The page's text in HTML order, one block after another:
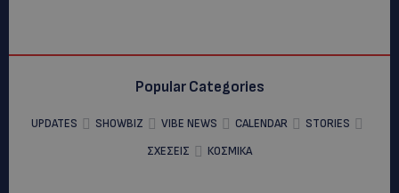
Popular Categories
UPDATES SHOWBIZ VIBE NEWS CALENDAR
STORIES
ΣΧΕΣΕΙΣ
ΚΟΣΜΙΚΑ